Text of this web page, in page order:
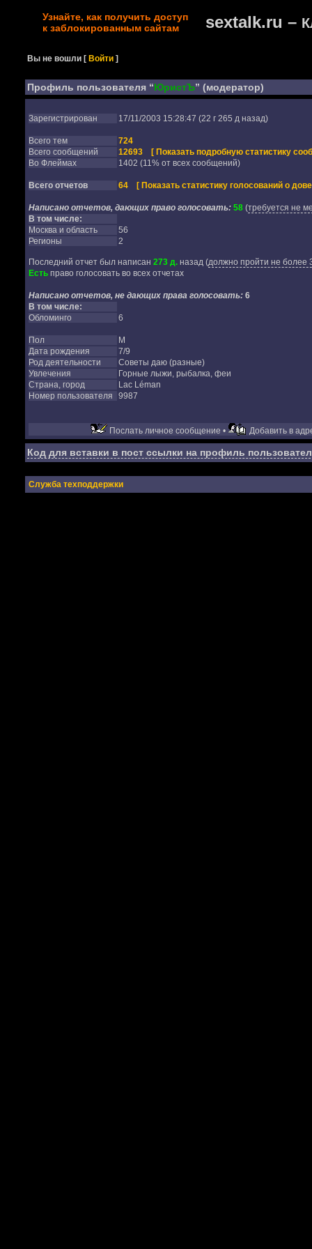
Узнайте, как получить доступ
к заблокированным сайтам
sextalk.ru –
Вы не вошли [Войти ]
Профиль пользователя “ЮристЪ” (модератор)
Зарегистрирован 17/11/2003 15:28:47 (22 г 265 д назад)
Всего тем
724
Всего сообщений
12693
[ Показать подробную статистику
Во Флеймах
1402 (11% от всех сообщений)
Всего отчетов 64 [ Показать статистику голосований о
Написано отчетов, дающих право голосовать: 58(требуется не
В том числе:
Москва и область
56
Регионы
2
Последний отчет был написан 273 д.назад(должно пройти не более
Естьправо голосовать во всех отчетах
Написано отчетов, не дающих права голосовать: 6
В том числе:
Обломинго
6
Пол
М
Дата рождения
7/9
Род деятельности
Советы даю (разные)
Увлечения
Горные лыжи, рыбалка, феи
Страна, город
Lac Léman
Номер пользователя
9987
Послать личное сообщение • Добавить в
Код для вставки в пост ссылки на профиль
Служба техподдержки